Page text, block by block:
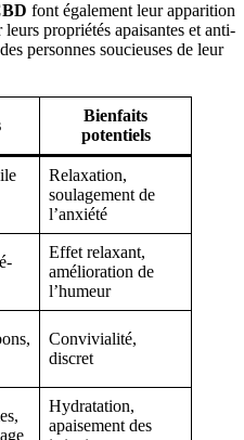
font également leur apparition
propriétés apaisantes et anti-
personnes soucieuses de leur
Bienfaits
potentiels
Relaxation,
soulagement de
l’anxiété
Effet relaxant,
amélioration de
l’humeur
Convivialité,
discret
Hydratation,
apaisement des